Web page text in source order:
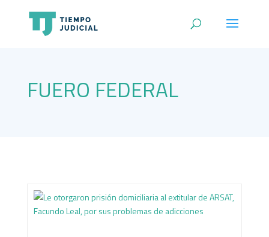
FUERO FEDERAL